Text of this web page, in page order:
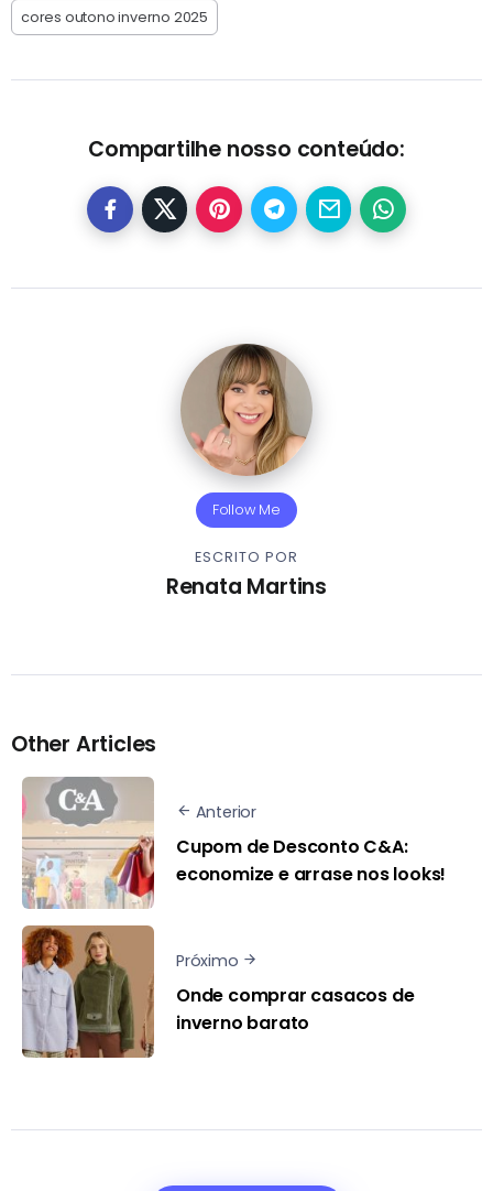
cores outono inverno 2025
Compartilhe nosso conteúdo:
Follow Me
ESCRITO POR
Renata Martins
Other Articles
Anterior
Cupom de Desconto C&A:
economize e arrase nos looks!
Próximo
Onde comprar casacos de
inverno barato